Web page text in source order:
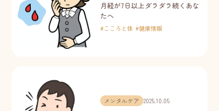
月経が7日以上ダラダラ続くあな
たへ
#こころと体 #健康情報
メンタルケア 2025.10.05